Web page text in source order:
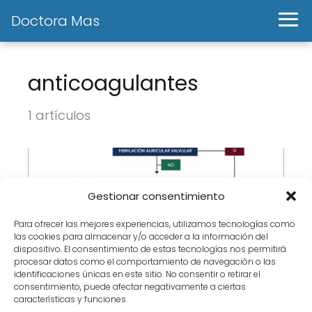
Gestionar consentimiento
Para ofrecer las mejores experiencias, utilizamos tecnologías como
las cookies para almacenar y/o acceder a la información del
dispositivo. El consentimiento de estas tecnologías nos permitirá
procesar datos como el comportamiento de navegación o las
identificaciones únicas en este sitio. No consentir o retirar el
consentimiento, puede afectar negativamente a ciertas
características y funciones.
Doctora Mas
anticoagulantes
1 artículos
FIBRILACION AURICULAR: TERAPIA
ANTICOAGULANTE.